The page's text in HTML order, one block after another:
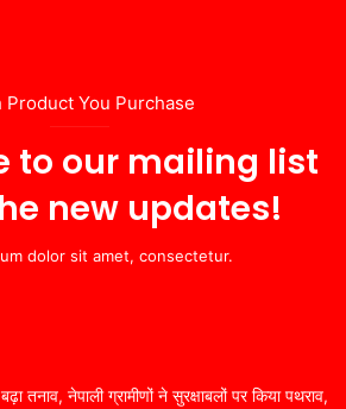
Product You Purchase
to our mailing list
new updates!
dolor sit amet, consectetur.
तनाव, नेपाली ग्रामीणों ने सुरक्षाबलों पर किया पथराव,